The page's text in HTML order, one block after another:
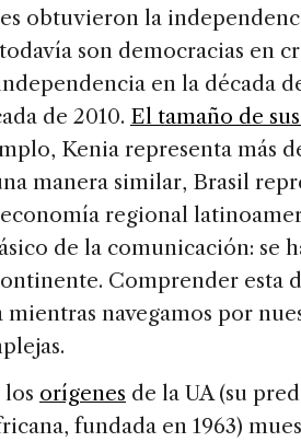
obtuvieron la
son democracias en
en la década
de 2010. El tamaño de sus
Kenia representa más
manera similar, Brasil
regional
de la comunicación: se
Comprender esta
navegamos por
orígenes de la UA (su
fundada en 1963)